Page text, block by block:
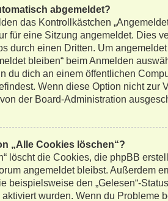
abgemeldet?
das Kontrollkästchen
für eine Sitzung angemeldet. Dies
durch einen Dritten. Um
bleiben“ beim Anmelden
du dich an einem öffentlichen
Wenn diese Option nicht zur
der Board-Administration
„Alle Cookies löschen“?
löscht die Cookies, die phpBB
angemeldet bleibst. Außerdem
beispielsweise den „Gelesen“-
wurden. Wenn du Probleme